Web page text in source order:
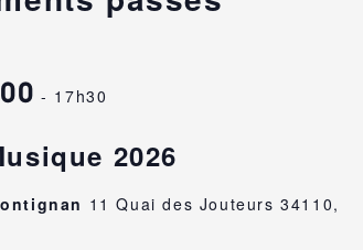
- 17h30
2026
11 Quai des Jouteurs 34110,